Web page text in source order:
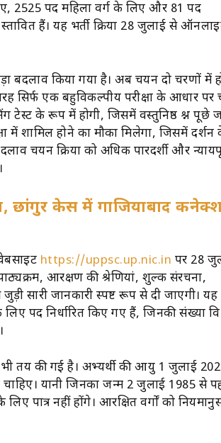
2525 पद महिला वर्ग के लिए और 81 पद
हैं। यह भर्ती प्रक्रिया 28 जुलाई से
बदलाव किया गया है। अब चयन दो चरणों में
तरह सिर्फ एक बहुविकल्पीय परीक्षा के आधार
टेस्ट के रूप में होगी, जिसमें वस्तुनिष्ठ प्रश्न पूछे
में शामिल होने का मौका मिलेगा, जिसमें प्रदर्शन
चयन प्रक्रिया को अधिक पारदर्शी और
छांगुर केस में गाजियाबाद
https://uppsc.up.nic.in पर 28
पाठ्यक्रम, आरक्षण की श्रेणियां, शुल्क संरचना,
सारी जानकारी स्पष्ट रूप से दी जाएगी। यह
लिए पद निर्धारित किए गए हैं, जिनकी संख्या
तय की गई है। अभ्यर्थी की आयु 1 जुलाई
यानी जिनका जन्म 2 जुलाई 1985 से
पात्र नहीं होंगे। आरक्षित वर्गों को